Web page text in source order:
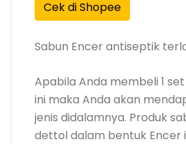
Cek di Shopee
Sabun Encer antiseptik
Apabila Anda membeli 1
ini maka Anda akan
jenis didalamnya. Produk
dettol dalam bentuk Encer